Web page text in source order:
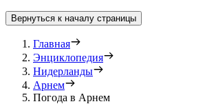
Вернуться к началу страницы
Главная
Энциклопедия
Нидерланды
Арнем
Погода в Арнем